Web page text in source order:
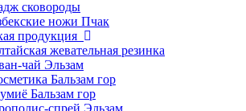
сковороды
ножи Пчак
продукция
жевательная резинка
чай Эльзам
Бальзам гор
Бальзам гор
спрей Эльзам